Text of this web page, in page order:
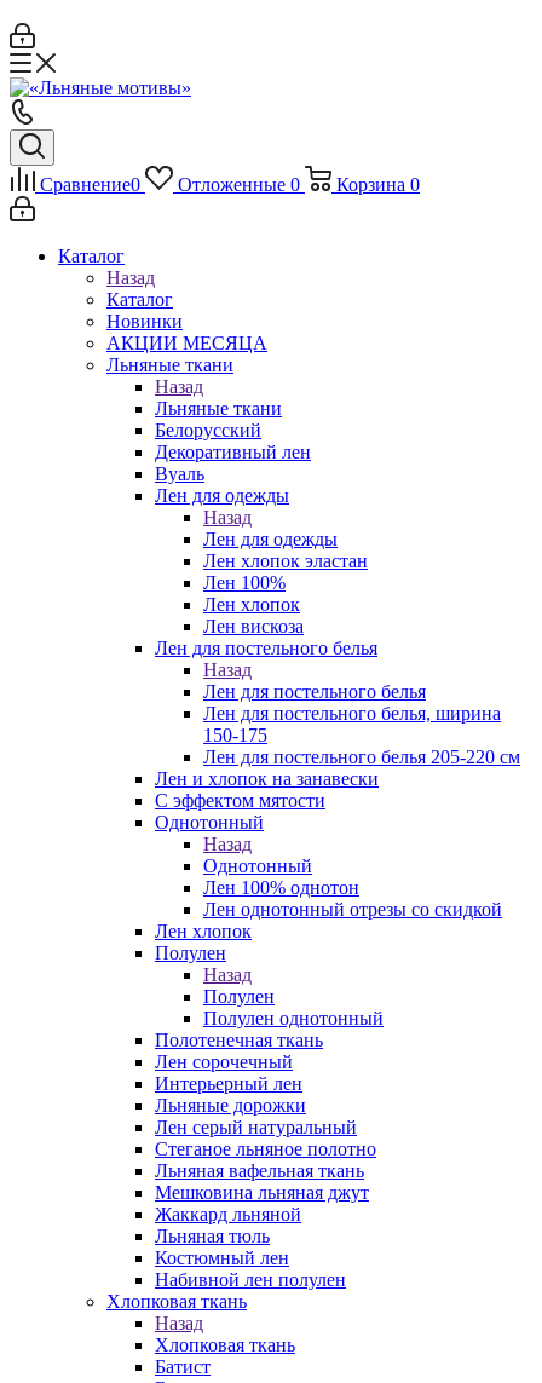
Сравнение0 Отложенные 0 Корзина 0
Каталог
Назад
Каталог
Новинки
АКЦИИ МЕСЯЦА
Льняные ткани
Назад
Льняные ткани
Белорусский
Декоративный лен
Вуаль
Лен для одежды
Назад
Лен для одежды
Лен хлопок эластан
Лен 100%
Лен хлопок
Лен вискоза
Лен для постельного белья
Назад
Лен для постельного белья
Лен для постельного белья, ширина
150-175
Лен для постельного белья 205-220 см
Лен и хлопок на занавески
С эффектом мятости
Однотонный
Назад
Однотонный
Лен 100% однотон
Лен однотонный отрезы со скидкой
Лен хлопок
Полулен
Назад
Полулен
Полулен однотонный
Полотенечная ткань
Лен сорочечный
Интерьерный лен
Льняные дорожки
Лен серый натуральный
Стеганое льняное полотно
Льняная вафельная ткань
Мешковина льняная джут
Жаккард льняной
Льняная тюль
Костюмный лен
Набивной лен полулен
Хлопковая ткань
Назад
Хлопковая ткань
Батист